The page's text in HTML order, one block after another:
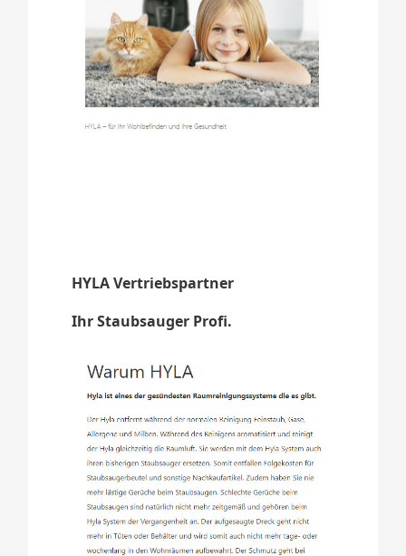
HYLA Vertriebspartner
Ihr Staubsauger Profi.